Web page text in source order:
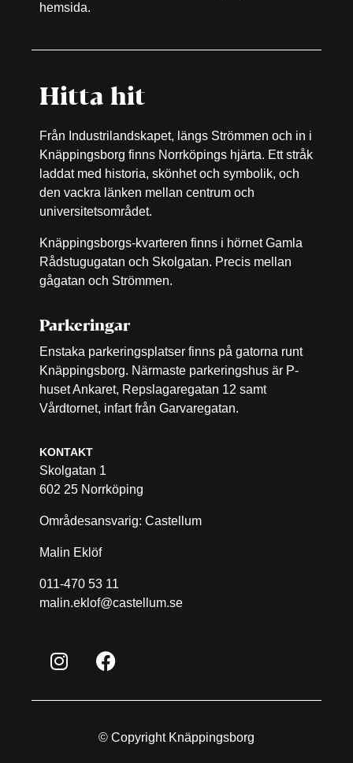
hemsida.
Hitta hit
Från Industrilandskapet, längs Strömmen och in i
Knäppingsborg finns Norrköpings hjärta. Ett stråk
laddat med historia, skönhet och symbolik, och
den vackra länken mellan centrum och
universitetsområdet.
Knäppingsborgs-kvarteren finns i hörnet Gamla
Rådstugugatan och Skolgatan. Precis mellan
gågatan och Strömmen.
Parkeringar
Enstaka parkeringsplatser finns på gatorna runt
Knäppingsborg. Närmaste parkeringshus är P-
huset Ankaret, Repslagaregatan 12 samt
Vårdtornet, infart från Garvaregatan.
KONTAKT
Skolgatan 1
602 25 Norrköping
Områdesansvarig: Castellum
Malin Eklöf
011-470 53 11
malin.eklof@castellum.se
© Copyright Knäppingsborg